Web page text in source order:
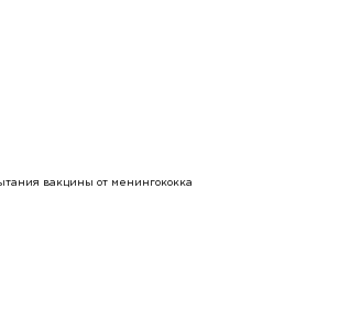
вакцины от менингококка